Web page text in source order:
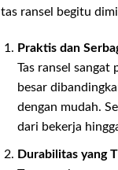
tas ransel begitu
Praktis dan
Tas ransel sangat
besar
dengan mudah.
dari bekerja
Durabilitas yang